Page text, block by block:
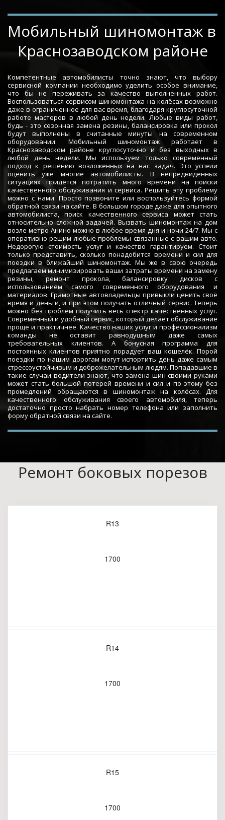
Мобильный шиномонтаж в
Краснозаводском районе
Компетентные автомобилисты точно знают, что выбору
сервисной компании необходимо уделить особое внимание,
что бы не переживать за качество выполненных работ.
Воспользоваться сервисом шиномонтажа на колёсах возможно
даже в ограниченное для вас время, благодаря круглосуточной
работе мастеров в любой день недели. Любые виды работ,
будь - это сезонная замена резины, балансировка или прокол
будут выполнены в считанные минуты на современном
оборудовании. Мобильный шиномонтаж работает в
Краснозаводском районе круглосуточно и без выходных в
любой день недели. Мы используем только современный
подход к решению возложенных на нас задач. Это успели
оценить уже многие автомобилисты. В непредвиденных
ситуациях придётся потратить много времени на поиски
качественного обслуживания и сервиса. Решить эту проблему
можно с нами. Просто позвоните или воспользуйтесь формой
обратной связи на сайте. В большом городе даже для опытного
автомобилиста, поиск качественного сервиса может стать
относительно сложной задачей. Вызвать шиномонтаж на дом
возле метро Анино можно в любое время дня и ночи 24/7. Мы с
оперативно решим любые проблемы связанные с вашим авто.
Недорогую стоимость услуг и качество гарантируем. Стоит
только представить, сколько понадобится времени и сил для
поездки в ближайший шиномонтаж. Мы же в свою очередь
предлагаем минимизировать ваши затраты времени на замену
резины, ремонт прокола, балансировку дисков с
использованием самого современного оборудования и
материалов. Грамотные автовладельцы привыкли ценить своё
время и деньги, и при этом получать отличный сервис. Теперь
можно без проблем получить весь спектр качественных услуг.
Современный и удобный сервис, который делает обслуживание
проще и практичнее. Качество наших услуг и профессионализм
команды не оставит равнодушным даже самых
требовательных клиентов. А бонусная программа для
постоянных клиентов приятно порадует ваш кошелёк. Порой
поездки по нашим дорогам могут испортить день даже самым
стрессоустойчивым и доброжелательным людям. Попадавшие в
такие случаи водители знают, что замена шин своими руками
может стать большой потерей времени и сил и по этому без
промедлений обращаются в шиномонтаж на колёсах. Для
качественного обслуживания своего автомобиля, теперь
достаточно просто набрать номер телефона или заполнить
форму обратной связи на сайте.
Ремонт боковых порезов
R13
1700
R14
1700
R15
1700